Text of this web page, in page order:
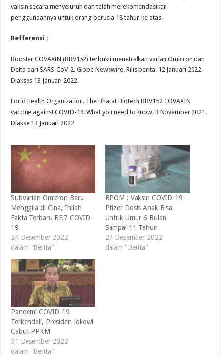
vaksin secara menyeluruh dan telah merekomendasikan
penggunaannya untuk orang berusia 18 tahun ke atas.
Refferensi :
Booster COVAXIN (BBV152) terbukti menetralkan varian Omicron dan
Delta dari SARS-CoV-2. Globe Newswire. Rilis berita. 12 Januari 2022.
Diakses 13 Januari 2022.
Eorld Health Organization. The Bharat Biotech BBV152 COVAXIN
vaccine against COVID-19: What you need to know. 3 November 2021.
Diakse 13 Januari 2022
Subvarian Omicron Baru
Menggila di Cina, Inilah
Fakta Terbaru BF.7 COVID-
19
24 Desember 2022
dalam "Berita"
BPOM : Vaksin COVID-19
Pfizer Dosis Anak Bisa
Untuk Umur 6 Bulan
Sampai 11 Tahun
27 Desember 2022
dalam "Berita"
Pandemi COVID-19
Terkendali, Presiden Jokowi
Cabut PPKM
31 Desember 2022
dalam "Berita"